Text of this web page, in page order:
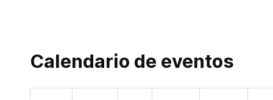
Calendario de eventos